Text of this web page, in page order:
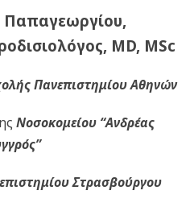
Παπαγεωργίου,
MD, MSc
Πανεπιστημίου Αθηνών
Νοσοκομείου “Ανδρέας
Στρασβούργου